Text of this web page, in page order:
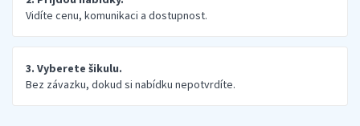
Vidíte cenu, komunikaci a dostupnost.
3. Vyberete šikulu.
Bez závazku, dokud si nabídku nepotvrdíte.